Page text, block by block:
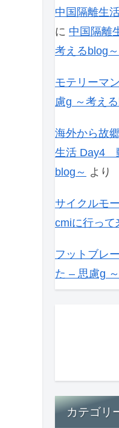
中国隔離生
に 中国隔離
考えるblog～
モテリーマ
慮g ～考え
海外から故
生活 Day4
blog～ より
サイクルモ
cmiに行って
フットブレ
た – 思慮g
カテゴリ